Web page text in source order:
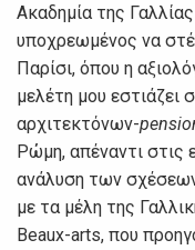
Ακαδημία της
υποχρεωμένος να
Παρίσι, όπου η
μελέτη μου
αρχιτεκτόνων-
Ρώμη, απέναντι στις
ανάλυση των
με τα μέλη της
Beaux-arts, που